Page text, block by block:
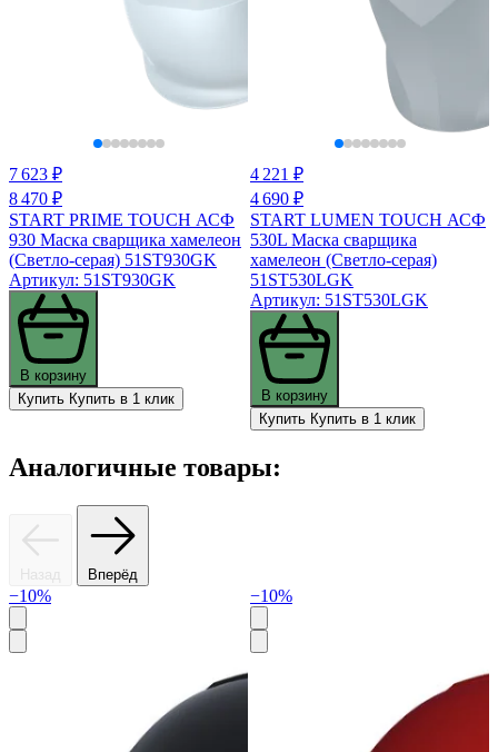
7 623 ₽
8 470 ₽
START PRIME TOUCH АСФ
930 Маска сварщика хамелеон
(Светло-серая) 51ST930GK
Артикул: 51ST930GK
В корзину
Купить Купить в 1 клик
4 221 ₽
4 690 ₽
START LUMEN TOUCH АСФ
530L Маска сварщика
хамелеон (Светло-серая)
51ST530LGK
Артикул: 51ST530LGK
В корзину
Купить Купить в 1 клик
Аналогичные товары:
Назад Вперёд
−10% −10%